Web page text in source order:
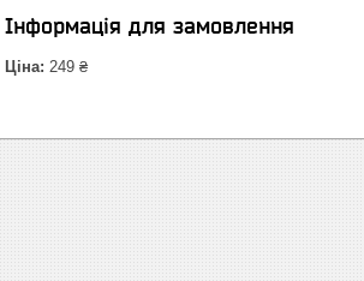
Інформація для замовлення
Ціна: 249 ₴